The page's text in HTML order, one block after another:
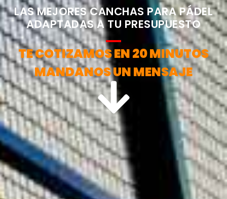
LAS MEJORES CANCHAS PARA PÁDEL
ADAPTADAS A TU PRESUPUESTO
TE COTIZAMOS EN 20 MINUTOS
MANDANOS UN MENSAJE